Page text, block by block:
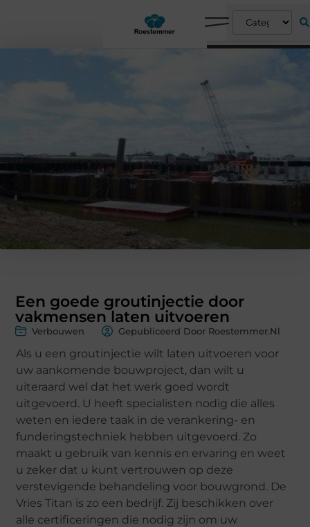
Een goede groutinjectie door
vakmensen laten uitvoeren
Verbouwen Gepubliceerd Door Roestemmer.nl
Als u een groutinjectie wilt laten uitvoeren voor
uw aankomende bouwproject, dan wilt u
uiteraard wel dat het werk goed wordt
uitgevoerd. U heeft specialisten nodig die alles
weten en iedere taak in de verankering- en
funderingstechniek hebben uitgevoerd. Zo
maakt u gebruik van kennis en ervaring en weet
u zeker dat u kunt vertrouwen op deze
verstevigende behandeling voor bouwgrond. De
Vries Titan is zo een bedrijf. Zij beschikken over
alle certificeringen die nodig zijn om uw